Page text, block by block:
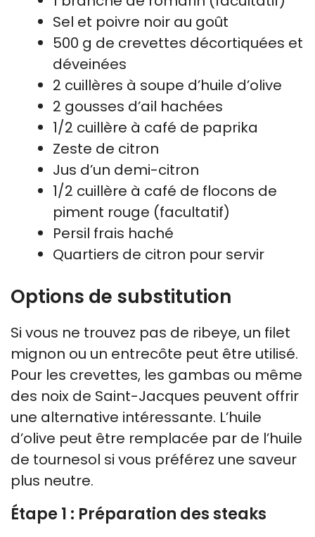
Sel et poivre noir au goût
500 g de crevettes décortiquées et
déveinées
2 cuillères à soupe d’huile d’olive
2 gousses d’ail hachées
1/2 cuillère à café de paprika
Zeste de citron
Jus d’un demi-citron
1/2 cuillère à café de flocons de
piment rouge (facultatif)
Persil frais haché
Quartiers de citron pour servir
Options de substitution
Si vous ne trouvez pas de ribeye, un filet
mignon ou un entrecôte peut être utilisé.
Pour les crevettes, les gambas ou même
des noix de Saint-Jacques peuvent offrir
une alternative intéressante. L’huile
d’olive peut être remplacée par de l’huile
de tournesol si vous préférez une saveur
plus neutre.
Étape 1 : Préparation des steaks